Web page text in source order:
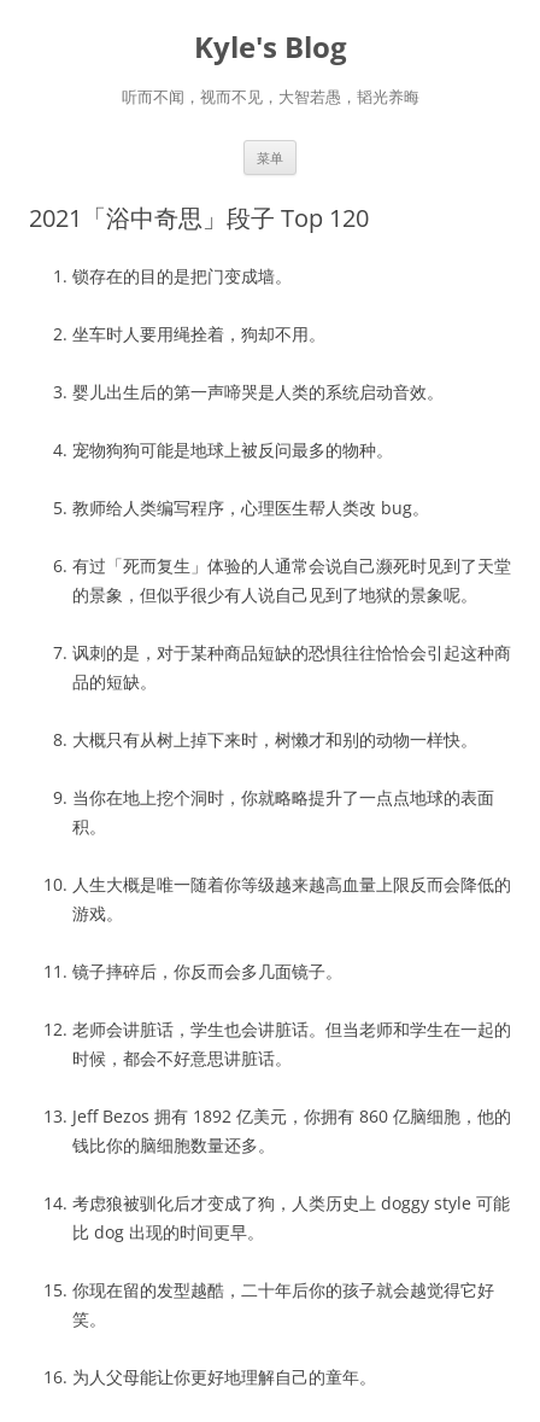
Kyle's Blog
听而不闻，视而不见，大智若愚，韬光养晦
菜单
2021「浴中奇思」段子 Top 120
锁存在的目的是把门变成墙。
坐车时人要用绳拴着，狗却不用。
婴儿出生后的第一声啼哭是人类的系统启动音效。
宠物狗狗可能是地球上被反问最多的物种。
教师给人类编写程序，心理医生帮人类改 bug。
有过「死而复生」体验的人通常会说自己濒死时见到了天堂
的景象，但似乎很少有人说自己见到了地狱的景象呢。
讽刺的是，对于某种商品短缺的恐惧往往恰恰会引起这种商
品的短缺。
大概只有从树上掉下来时，树懒才和别的动物一样快。
当你在地上挖个洞时，你就略略提升了一点点地球的表面
积。
人生大概是唯一随着你等级越来越高血量上限反而会降低的
游戏。
镜子摔碎后，你反而会多几面镜子。
老师会讲脏话，学生也会讲脏话。但当老师和学生在一起的
时候，都会不好意思讲脏话。
Jeff Bezos 拥有 1892 亿美元，你拥有 860 亿脑细胞，他的
钱比你的脑细胞数量还多。
考虑狼被驯化后才变成了狗，人类历史上 doggy style 可能
比 dog 出现的时间更早。
你现在留的发型越酷，二十年后你的孩子就会越觉得它好
笑。
为人父母能让你更好地理解自己的童年。